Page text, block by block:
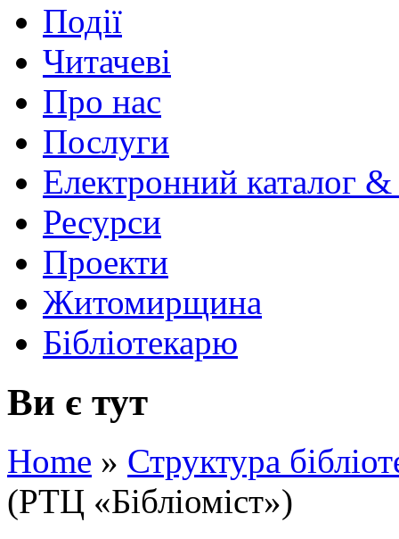
Події
Читачеві
Про нас
Послуги
Електронний каталог
Ресурси
Проекти
Житомирщина
Бібліотекарю
Ви є тут
Home » Структура
(РТЦ «Бібліоміст»)